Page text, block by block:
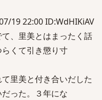
19 22:00 ID:WdHIKiAV
、里美とはまったく話
くて引き懲り寸
里美と付き合いだした
った。３年にな